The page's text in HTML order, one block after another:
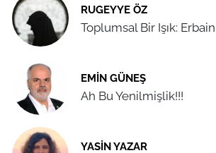
RUGEYYE ÖZ
Toplumsal Bir Işık: Erbain
EMIN GÜNEŞ
Ah Bu Yenilmişlik!!!
YASIN YAZAR